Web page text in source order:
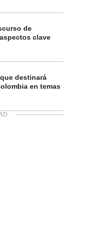
de
clave
destinará
en temas